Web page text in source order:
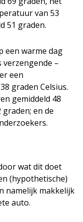
van 53
51 graden.
een warme dag
–
een
graden Celsius.
gemiddeld 48
en de
wat dit doet
(hypothetische)
namelijk makkelijk
auto.